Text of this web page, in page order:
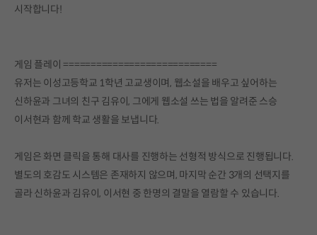
시작합니다!
게임 플레이 ============================
유저는 이성고등학교 1학년 고교생이며, 웹소설을 배우고 싶어하는
신하윤과 그녀의 친구 김유이, 그에게 웹소설 쓰는 법을 알려준 스승
이서현과 함께 학교 생활을 보냅니다.
게임은 화면 클릭을 통해 대사를 진행하는 선형적 방식으로 진행됩니다.
별도의 호감도 시스템은 존재하지 않으며, 마지막 순간 3개의 선택지를
골라 신하윤과 김유이, 이서현 중 한명의 결말을 열람할 수 있습니다.